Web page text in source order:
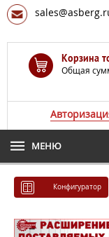
Корзина
Общая
МЕНЮ
Конфигуратор